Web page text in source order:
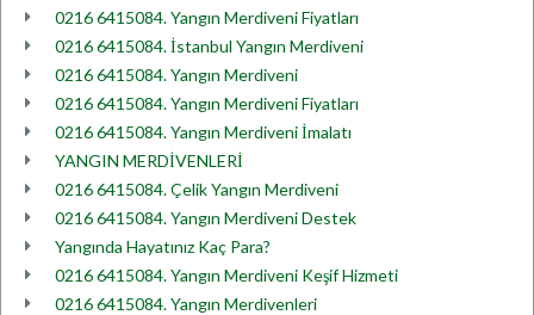
0216 6415084. Yangın Merdiveni Fiyatları
0216 6415084. İstanbul Yangın Merdiveni
0216 6415084. Yangın Merdiveni
0216 6415084. Yangın Merdiveni Fiyatları
0216 6415084. Yangın Merdiveni İmalatı
YANGIN MERDİVENLERİ
0216 6415084. Çelik Yangın Merdiveni
0216 6415084. Yangın Merdiveni Destek
Yangında Hayatınız Kaç Para?
0216 6415084. Yangın Merdiveni Keşif Hizmeti
0216 6415084. Yangın Merdivenleri